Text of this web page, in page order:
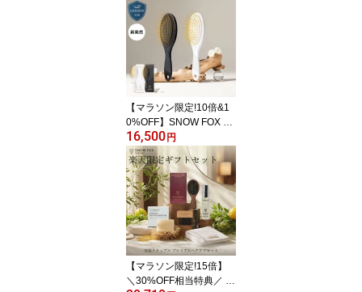
ヘアブラシ くし ブラシ
ツヤ24Kゴールド 純金 頭
皮ブラシ ギフト プレゼ
ント 頭皮ケア 美髪 ヘア
ケア ヘアアレンジ 正規
品 ラッピング ボックス
ご褒美 母の日 誕生日 女
性 30代
【マラソン限定!10倍&1
0%OFF】SNOW FOX SK
INCARE ヘアブラシ プレ
ミアム FOX カッサ ヘア
ブラシ ホワイト ブラッ
ク シャンプー セラム ヘ
アケア スノーフォックス
ヘッドスパ マッサージ
エイジング スカルプケア
くせ毛 抜け毛 温活 ギフ
ト プレゼント 女性 贈り
物 送料無料
16,500 円
【マラソン限定!15倍】
＼30%OFF相当特典／ 楽